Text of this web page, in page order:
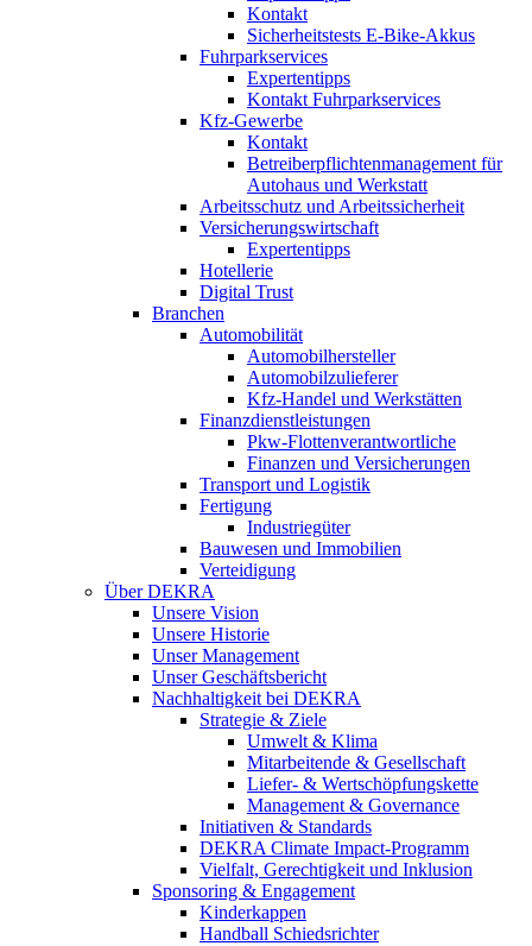
Kontakt
Sicherheitstests E-Bike-Akkus
Fuhrparkservices
Expertentipps
Kontakt Fuhrparkservices
Kfz-Gewerbe
Kontakt
Betreiberpflichtenmanagement für
Autohaus und Werkstatt
Arbeitsschutz und Arbeitssicherheit
Versicherungswirtschaft
Expertentipps
Hotellerie
Digital Trust
Branchen
Automobilität
Automobilhersteller
Automobilzulieferer
Kfz-Handel und Werkstätten
Finanzdienstleistungen
Pkw‑Flottenverantwortliche
Finanzen und Versicherungen
Transport und Logistik
Fertigung
Industriegüter
Bauwesen und Immobilien
Verteidigung
Über DEKRA
Unsere Vision
Unsere Historie
Unser Management
Unser Geschäftsbericht
Nachhaltigkeit bei DEKRA
Strategie & Ziele
Umwelt & Klima
Mitarbeitende & Gesellschaft
Liefer- & Wertschöpfungskette
Management & Governance
Initiativen & Standards
DEKRA Climate Impact-Programm
Vielfalt, Gerechtigkeit und Inklusion​
Sponsoring & Engagement
Kinderkappen
Handball Schiedsrichter